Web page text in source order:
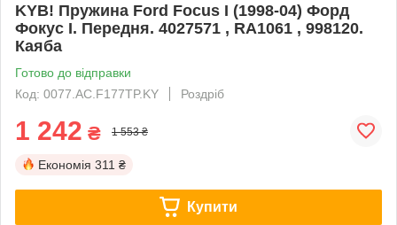
KYB! Пружина Ford Focus I (1998-04) Форд
Фокус I. Передня. 4027571 , RA1061 , 998120.
Каяба
Готово до відправки
Код: 0077.AC.F177TP.KY
Роздріб
1 242 ₴ 1 553 ₴
Економія 311 ₴
Купити